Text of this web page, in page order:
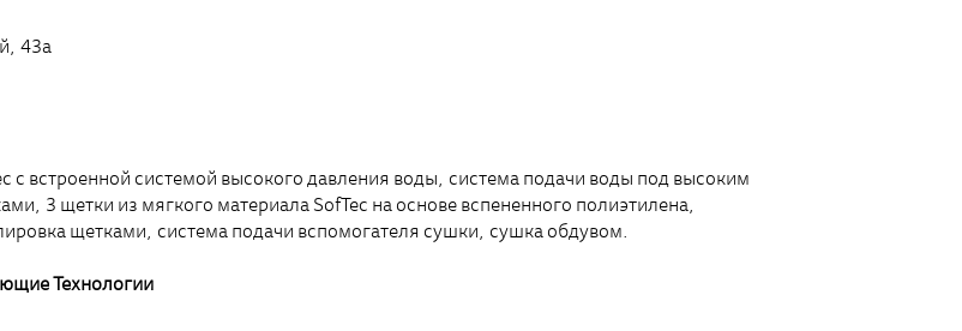
43а
встроенной системой высокого давления воды, система подачи воды под высоким
3 щетки из мягкого материала SofTec на основе вспененного полиэтилена,
щетками, система подачи вспомогателя сушки, сушка обдувом.
Технологии